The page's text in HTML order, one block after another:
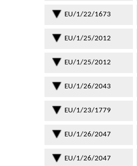
EU/1/22/1673
EU/1/25/2012
EU/1/25/2012
EU/1/26/2043
EU/1/23/1779
EU/1/26/2047
EU/1/26/2047